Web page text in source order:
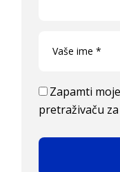
Zapamti
pretraživaču